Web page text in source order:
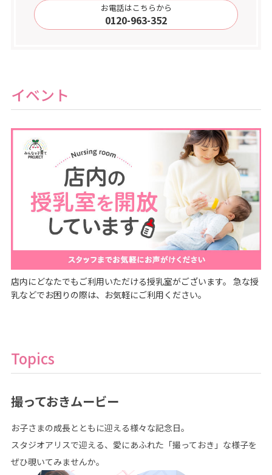
お電話はこちらから
0120-963-352
イベント
店内にどなたでもご利用いただける授乳室がございます。 急な授
乳などでお困りの際は、お気軽にご利用ください。
Topics
撮っておきムービー
お子さまの成長とともに迎える様々な記念日。
スタジオアリスで迎える、愛にあふれた「撮っておき」な様子を
ぜひ覗いてみませんか。